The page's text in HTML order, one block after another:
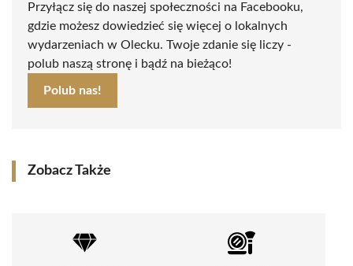
Przyłącz się do naszej społeczności na Facebooku,
gdzie możesz dowiedzieć się więcej o lokalnych
wydarzeniach w Olecku. Twoje zdanie się liczy -
polub naszą stronę i bądź na bieżąco!
Polub nas!
Zobacz Także